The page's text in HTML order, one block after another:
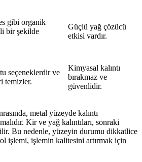
gibi organik
bir şekilde
Güçlü yağ çözücü
etkisi vardır.
seçeneklerdir ve
temizler.
Kimyasal kalıntı
bırakmaz ve
güvenlidir.
metal yüzeyde kalıntı
Kir ve yağ kalıntıları, sonraki
Bu nedenle, yüzeyin durumu dikkatlice
işlemi, işlemin kalitesini artırmak için